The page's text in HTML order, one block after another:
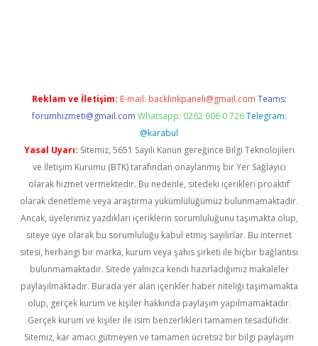
Reklam ve İletişim: E-mail: backlinkpaneli@gmail.com Teams:
forumhizmeti@gmail.com Whatsapp: 0262 606 0 726 Telegram:
@karabul
Yasal Uyarı: Sitemiz, 5651 Sayılı Kanun gereğince Bilgi Teknolojileri
ve İletişim Kurumu (BTK) tarafından onaylanmış bir Yer Sağlayıcı
olarak hizmet vermektedir. Bu nedenle, sitedeki içerikleri proaktif
olarak denetleme veya araştırma yükümlülüğümüz bulunmamaktadır.
Ancak, üyelerimiz yazdıkları içeriklerin sorumluluğunu taşımakta olup,
siteye üye olarak bu sorumluluğu kabul etmiş sayılırlar. Bu internet
sitesi, herhangi bir marka, kurum veya şahıs şirketi ile hiçbir bağlantısı
bulunmamaktadır. Sitede yalnızca kendi hazırladığımız makaleler
paylaşılmaktadır. Burada yer alan içerikler haber niteliği taşımamakta
olup, gerçek kurum ve kişiler hakkında paylaşım yapılmamaktadır.
Gerçek kurum ve kişiler ile isim benzerlikleri tamamen tesadüfidir.
Sitemiz, kar amacı gütmeyen ve tamamen ücretsiz bir bilgi paylaşım